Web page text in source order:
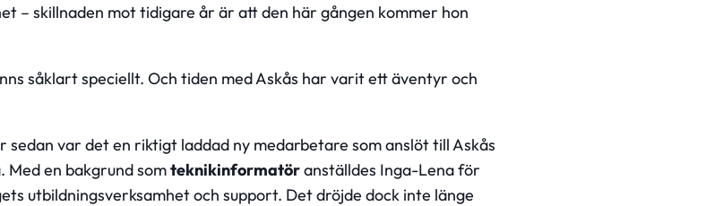
– skillnaden mot tidigare år är att den här gången kommer hon
såklart speciellt. Och tiden med Askås har varit ett äventyr och
var det en riktigt laddad ny medarbetare som anslöt till Askås
Med en bakgrund somteknikinformatöranställdes Inga-Lena för
utbildningsverksamhet och support. Det dröjde dock inte länge